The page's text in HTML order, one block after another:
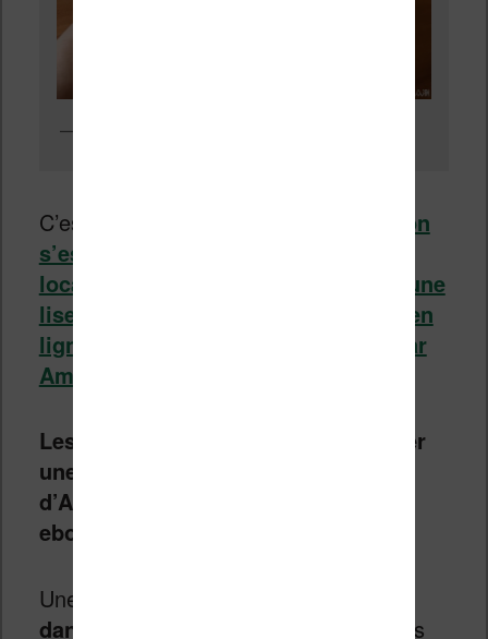
C’est sans doute pour cela que
Amazon
s’est associé avec une entreprise
locale appelée Migu pour proposer une
liseuse Kindle dotée d’une librairie en
ligne différente de celle proposée par
Amazon
Les Chinois peuvent du coup acheter
une liseuse Kindle sur le site
d’Amazon, mais télécharger leurs
ebooks sur la librairie Migu.
Une exception pour le moment
dans le monde
car, partout ailleurs, les